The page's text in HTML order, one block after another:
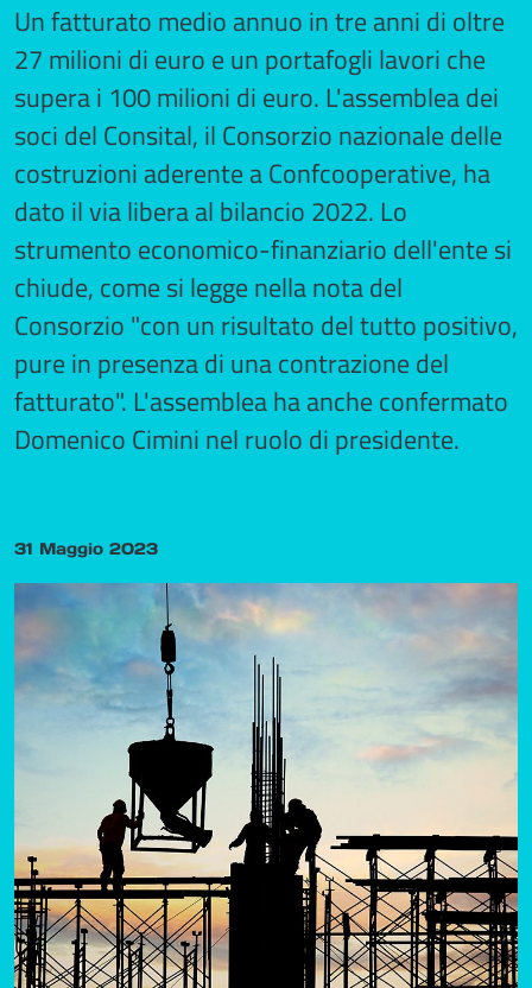
Un fatturato medio annuo in tre anni di oltre
27 milioni di euro e un portafogli lavori che
supera i 100 milioni di euro. L'assemblea dei
soci del Consital, il Consorzio nazionale delle
costruzioni aderente a Confcooperative, ha
dato il via libera al bilancio 2022. Lo
strumento economico-finanziario dell'ente si
chiude, come si legge nella nota del
Consorzio "con un risultato del tutto positivo,
pure in presenza di una contrazione del
fatturato". L'assemblea ha anche confermato
Domenico Cimini nel ruolo di presidente.
31 Maggio 2023